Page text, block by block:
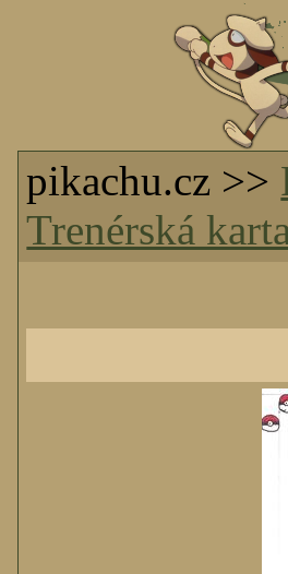
pikachu.cz >>
Trenérská karta